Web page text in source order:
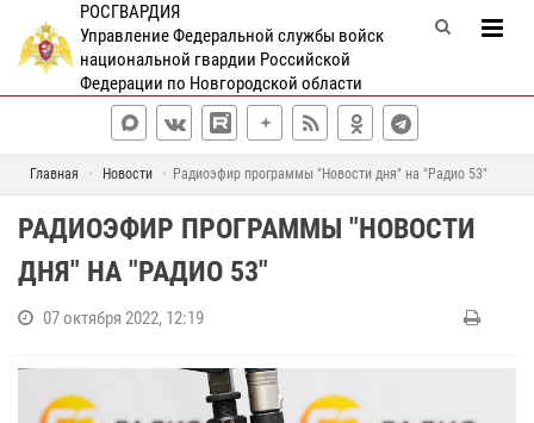
РОСГВАРДИЯ
Управление Федеральной службы войск
национальной гвардии Российской
Федерации по Новгородской области
Главная Новости Радиоэфир программы "Новости дня" на "Радио 53"
РАДИОЭФИР ПРОГРАММЫ "НОВОСТИ
ДНЯ" НА "РАДИО 53"
07 октября 2022, 12:19